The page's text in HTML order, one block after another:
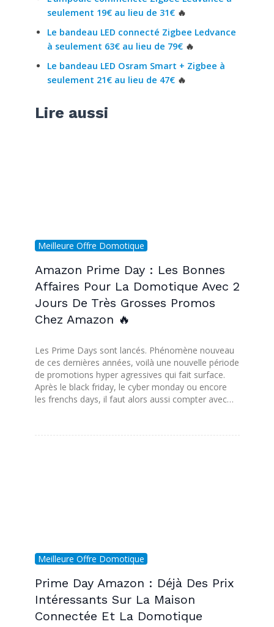
seulement 19€ au lieu de 31€ 🔥
Le bandeau LED connecté Zigbee Ledvance
à seulement 63€ au lieu de 79€🔥
Le bandeau LED Osram Smart + Zigbee à
seulement 21€ au lieu de 47€ 🔥
Lire aussi
Meilleure Offre Domotique
Amazon Prime Day : Les Bonnes
Affaires Pour La Domotique Avec 2
Jours De Très Grosses Promos
Chez Amazon 🔥
Les Prime Days sont lancés. Phénomène nouveau
de ces dernières années, voilà une nouvelle période
de promotions hyper agressives qui fait surface.
Après le black friday, le cyber monday ou encore
les frenchs days, il faut alors aussi compter avec…
Meilleure Offre Domotique
Prime Day Amazon : Déjà Des Prix
Intéressants Sur La Maison
Connectée Et La Domotique